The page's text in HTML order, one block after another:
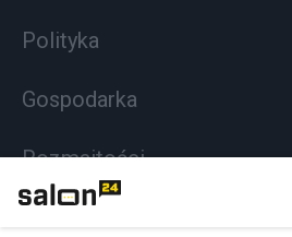
Polityka
Gospodarka
Rozmaitości